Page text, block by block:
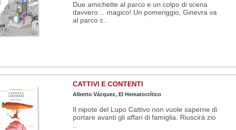
Due amichette al parco e un colpo di scena
davvero… magico! Un pomeriggio, Ginevra va
al parco c..
CATTIVI E CONTENTI
Alberto Vázquez, El Hematocrítico
Il nipote del Lupo Cattivo non vuole saperne di
portare avanti gli affari di famiglia. Riuscirà zio
..